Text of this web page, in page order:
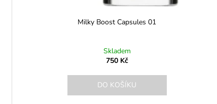
Milky Boost Capsules 01
Skladem
750 Kč
DO KOŠÍKU